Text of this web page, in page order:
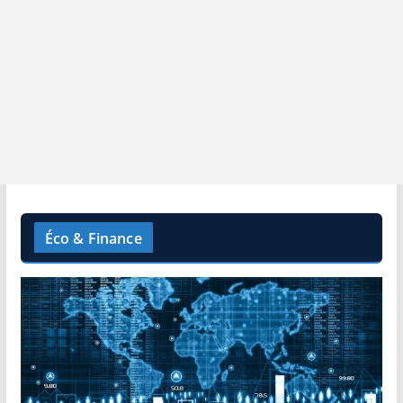
Éco & Finance